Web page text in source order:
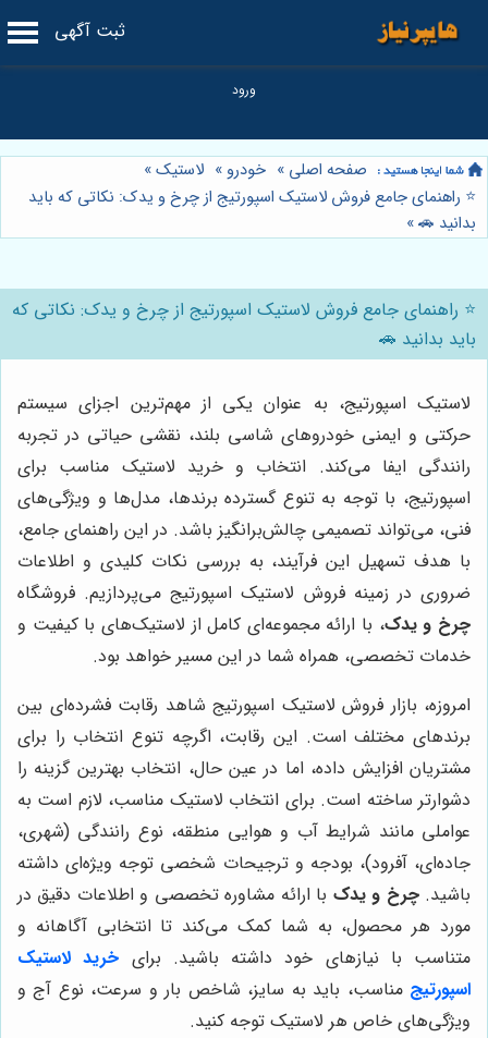
ثبت آگهی
صفحه اصلی » خودرو » لاستیک»
⭐️ راهنمای جامع فروش لاستیک اسپورتیج از چرخ و یدک: نکاتی که باید
بدانید 🚗»
⭐️ راهنمای جامع فروش لاستیک اسپورتیج از چرخ و یدک: نکاتی که
باید بدانید 🚗
لاستیک اسپورتیج، به عنوان یکی از مهم‌ترین اجزای سیستم
حرکتی و ایمنی خودروهای شاسی بلند، نقشی حیاتی در تجربه
رانندگی ایفا می‌کند. انتخاب و خرید لاستیک مناسب برای
اسپورتیج، با توجه به تنوع گسترده برندها، مدل‌ها و ویژگی‌های
فنی، می‌تواند تصمیمی چالش‌برانگیز باشد. در این راهنمای جامع،
با هدف تسهیل این فرآیند، به بررسی نکات کلیدی و اطلاعات
ضروری در زمینه فروش لاستیک اسپورتیج می‌پردازیم. فروشگاه
چرخ و یدک، با ارائه مجموعه‌ای کامل از لاستیک‌های با کیفیت و
خدمات تخصصی، همراه شما در این مسیر خواهد بود.
امروزه، بازار فروش لاستیک اسپورتیج شاهد رقابت فشرده‌ای بین
برندهای مختلف است. این رقابت، اگرچه تنوع انتخاب را برای
مشتریان افزایش داده، اما در عین حال، انتخاب بهترین گزینه را
دشوارتر ساخته است. برای انتخاب لاستیک مناسب، لازم است به
عواملی مانند شرایط آب و هوایی منطقه، نوع رانندگی (شهری،
جاده‌ای، آفرود)، بودجه و ترجیحات شخصی توجه ویژه‌ای داشته
باشید.چرخ و یدک با ارائه مشاوره تخصصی و اطلاعات دقیق در
مورد هر محصول، به شما کمک می‌کند تا انتخابی آگاهانه و
متناسب با نیازهای خود داشته باشید. برای خرید لاستیک
اسپورتیج مناسب، باید به سایز، شاخص بار و سرعت، نوع آج و
ویژگی‌های خاص هر لاستیک توجه کنید.